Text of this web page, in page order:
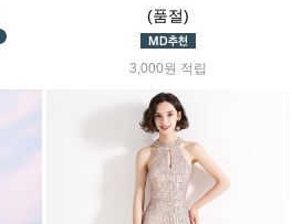
(품절)
3,000원 적립